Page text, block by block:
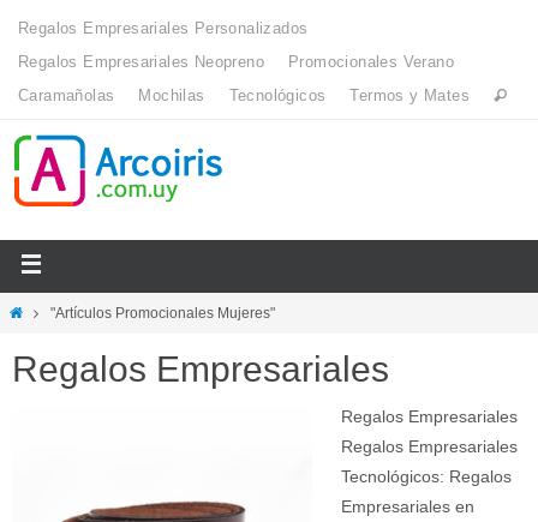
Regalos Empresariales Personalizados
Regalos Empresariales Neopreno
Promocionales Verano
Caramañolas
Mochilas Tecnológicos Termos y Mates
"Artículos Promocionales Mujeres"
Regalos Empresariales
Regalos Empresariales
Regalos Empresariales
Tecnológicos: Regalos
Empresariales en